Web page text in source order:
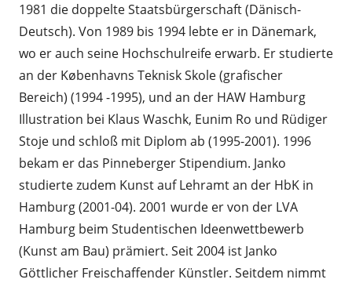
window
1981 die doppelte Staatsbürgerschaft (Dänisch-
Deutsch). Von 1989 bis 1994 lebte er in Dänemark,
wo er auch seine Hochschulreife erwarb. Er studierte
an der Københavns Teknisk Skole (grafischer
Bereich) (1994 -1995), und an der HAW Hamburg
Illustration bei Klaus Waschk, Eunim Ro und Rüdiger
Stoje und schloß mit Diplom ab (1995-2001). 1996
bekam er das Pinneberger Stipendium. Janko
studierte zudem Kunst auf Lehramt an der HbK in
Hamburg (2001-04). 2001 wurde er von der LVA
Hamburg beim Studentischen Ideenwettbewerb
(Kunst am Bau) prämiert. Seit 2004 ist Janko
Göttlicher Freischaffender Künstler. Seitdem nimmt